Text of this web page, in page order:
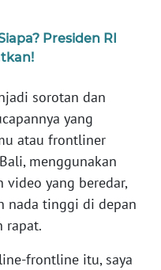
Presiden RI
sorotan dan
yang
atau frontliner
menggunakan
video yang beredar,
nada tinggi di depan
rapat.
frontline itu, saya